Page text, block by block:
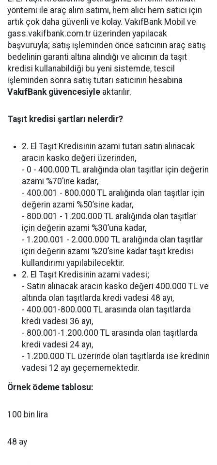
yöntemi ile araç alım satımı, hem alıcı hem satıcı için
artık çok daha güvenli ve kolay. VakıfBank Mobil ve
gass.vakifbank.com.tr üzerinden yapılacak
başvuruyla; satış işleminden önce satıcının araç satış
bedelinin garanti altına alındığı ve alıcının da taşıt
kredisi kullanabildiği bu yeni sistemde, tescil
işleminden sonra satış tutarı satıcının hesabına
VakıfBank güvencesiyle aktarılır.
Taşıt kredisi şartları nelerdir?
2. El Taşıt Kredisinin azami tutarı satın alınacak
aracın kasko değeri üzerinden,
- 0 - 400.000 TL aralığında olan taşıtlar için değerin
azami %70’ine kadar,
- 400.001 - 800.000 TL aralığında olan taşıtlar için
değerin azami %50’sine kadar,
- 800.001 - 1.200.000 TL aralığında olan taşıtlar
için değerin azami %30’una kadar,
- 1.200.001 - 2.000.000 TL aralığında olan taşıtlar
için değerin azami %20’sine kadar taşıt kredisi
kullandırımı yapılabilecektir.
2. El Taşıt Kredisinin azami vadesi;
- Satın alınacak aracın kasko değeri 400.000 TL ve
altında olan taşıtlarda kredi vadesi 48 ayı,
- 400.001-800.000 TL arasında olan taşıtlarda
kredi vadesi 36 ayı,
- 800.001-1.200.000 TL arasında olan taşıtlarda
kredi vadesi 24 ayı,
- 1.200.000 TL üzerinde olan taşıtlarda ise kredinin
vadesi 12 ayı geçememektedir.
Örnek ödeme tablosu:
100 bin lira
48 ay